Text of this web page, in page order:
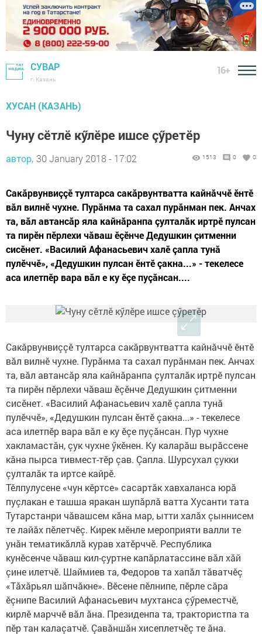
СУВАР
г. Казань
16+
ХУСАН (КАЗАНЬ)
Чуну сӗтлӗ кӳлӗре ишсе çӳретӗр
автор, 30 January 2018 - 17:02 1513 0 0
Сакăрвунвиççӗ тултарса сакăрвунтватта кайнăччӗ ӗнтӗ
вăл вилнӗ чухне. Пурăнма та сахал пурăнман пек. Анчах
та, вăл автансăр яла кайнăранпа çулталăк иртрӗ пулсан
та пирӗн пӗрлехи чăваш ӗçӗнче Дедушкин çитменни
сисӗнет. «Василий Афанасьевич халӗ çапла тунă
пулӗччӗ», «Дедушкин пулсан ӗнтӗ çакна...» - текелесе
аса илетпӗр вара вăл е ку ӗçе пуçăнсан....
Сакăрвунвиççӗ тултарса сакăрвунтватта кайнăччӗ ӗнтӗ
вăл вилнӗ чухне. Пурăнма та сахал пурăнман пек. Анчах
та, вăл автансăр яла кайнăранпа çулталăк иртрӗ пулсан
та пирӗн пӗрлехи чăваш ӗçӗнче Дедушкин çитменни
сисӗнет. «Василий Афанасьевич халӗ çапла тунă
пулӗччӗ», «Дедушкин пулсан ӗнтӗ çакна...» - текелесе
аса илетпӗр вара вăл е ку ӗçе пуçăнсан. Пур чухне
хакламастăн, çук чухне ӳкӗнен. Ку каларăш вырăссене
кăна пырса тивмест-тӗр çав. Çапла. Шурсухал çукки
çулталăк та иртсе кайрӗ.
Тӗлпулусене «чун кӗртсе» сасартăк хавхаланса юрă
пуçлакан е ташша яракан шупăрлă ватта Хусанти тата
Тутарстанри чăвашсем кăна мар, ытти халăх çыннисем
те лайăх пӗлетчӗç. Кирек мӗнле мероприяти валли те
унăн тематикăллă курав хатӗрччӗ. Республика
кунӗсенче чăваш кил-çуртне капăрлатассине вăл хăй
çине илетчӗ. Шаймиев та, Федоров та хапăл тăватчӗç
«Тăхăрьял шăпчăкне». Вӗсене пӗлнипе, пӗрле сăра
ӗçнипе Василий Афанасьевич мухтанса çӳреместчӗ,
кирлӗ марччӗ вăл ăна. Президенпа та, трактористпа та
пӗр тан калаçатчӗ. Çавăншăн хисеплетчӗç те ăна.